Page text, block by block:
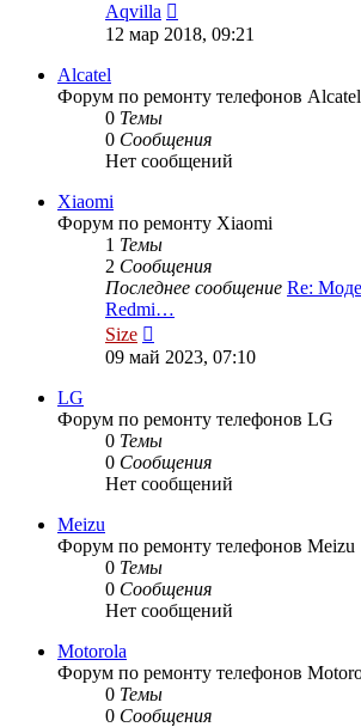
Aqvilla
к
последнему
12 мар 2018, 09:21
Alcatel
Форум по ремонту телефонов Alcatel
0 Темы
0 Сообщения
Нет сообщений
Xiaomi
Форум по ремонту Xiaomi
1 Темы
2 Сообщения
Последнее сообщение Re:
Redmi…
Size
к
последнему
09 май 2023, 07:10
LG
Форум по ремонту телефонов LG
0 Темы
0 Сообщения
Нет сообщений
Meizu
Форум по ремонту телефонов Meizu
0 Темы
0 Сообщения
Нет сообщений
Motorola
Форум по ремонту телефонов
0 Темы
0 Сообщения